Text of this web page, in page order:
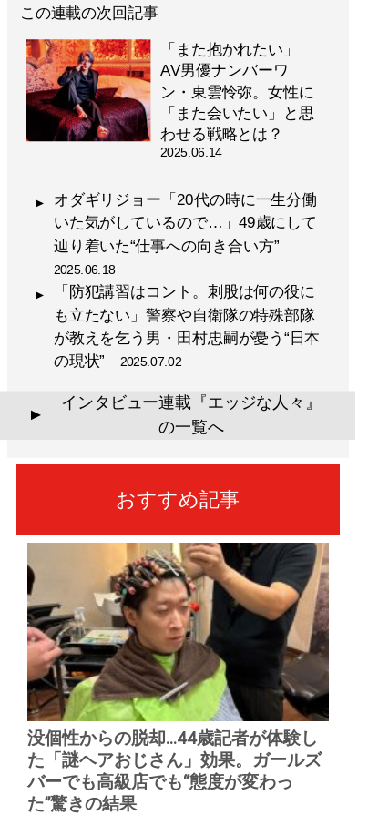
この連載の次回記事
「また抱かれたい」
AV男優ナンバーワ
ン・東雲怜弥。女性に
「また会いたい」と思
わせる戦略とは？
2025.06.14
オダギリジョー「20代の時に一生分働
いた気がしているので…」49歳にして
辿り着いた“仕事への向き合い方”
2025.06.18
「防犯講習はコント。刺股は何の役に
も立たない」警察や自衛隊の特殊部隊
が教えを乞う男・田村忠嗣が憂う“日本
の現状”
2025.07.02
▲
インタビュー連載『エッジな人々』
の一覧へ
おすすめ記事
没個性からの脱却...44歳記者が体験し
た「謎ヘアおじさん」効果。ガールズ
バーでも高級店でも“態度が変わっ
た”驚きの結果